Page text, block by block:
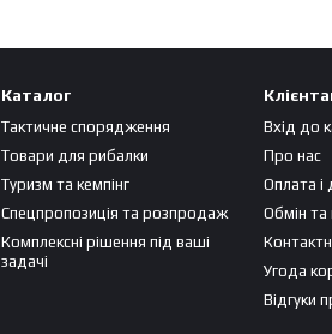
Каталог
Тактичне спорядження
Товари для рибалки
Туризм та кемпінг
Спецпропозиція та розпродаж
Комплексні рішення під ваші
задачі
Вхід до
Про нас
Оплата і
Обмін та
Угода
Відгуки